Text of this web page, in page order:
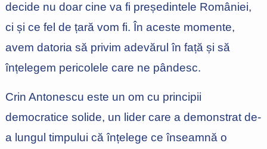
decide nu doar cine va fi președintele României,
ci și ce fel de țară vom fi. În aceste momente,
avem datoria să privim adevărul în față și să
înțelegem pericolele care ne pândesc.
Crin Antonescu este un om cu principii
democratice solide, un lider care a demonstrat de-
a lungul timpului că înțelege ce înseamnă o